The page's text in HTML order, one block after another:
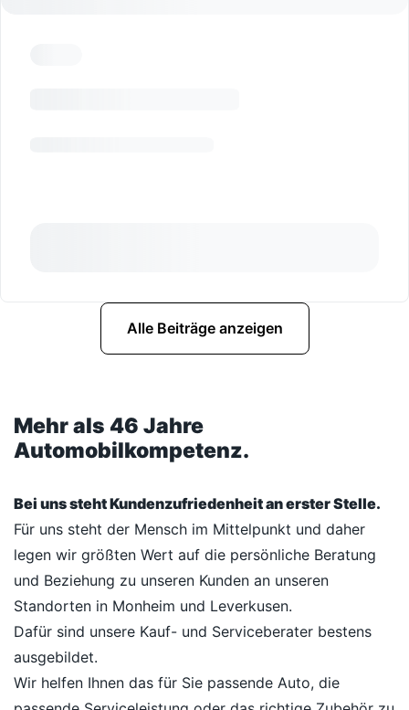
Alle Beiträge anzeigen
Mehr als 46 Jahre
Automobilkompetenz.
Bei uns steht Kundenzufriedenheit an erster Stelle.
Für uns steht der Mensch im Mittelpunkt und daher
legen wir größten Wert auf die persönliche Beratung
und Beziehung zu unseren Kunden an unseren
Standorten in Monheim und Leverkusen.
Dafür sind unsere Kauf- und Serviceberater bestens
ausgebildet.
Wir helfen Ihnen das für Sie passende Auto, die